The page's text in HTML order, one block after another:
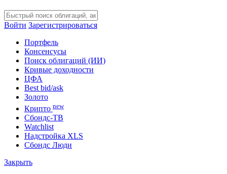
Войти Зарегистрироваться
Портфель
Консенсусы
Поиск облигаций (ИИ)
Кривые доходности
ЦФА
Best bid/ask
Золото
Крипто new
Сбондс-ТВ
Watchlist
Надстройка XLS
Сбондс Люди
Закрыть